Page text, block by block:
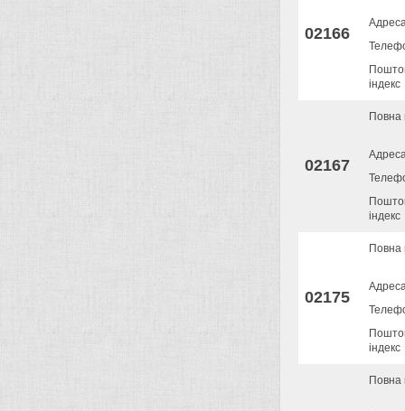
02166
індекс
02167
Повна
індекс
02175
Повна
індекс
Повна